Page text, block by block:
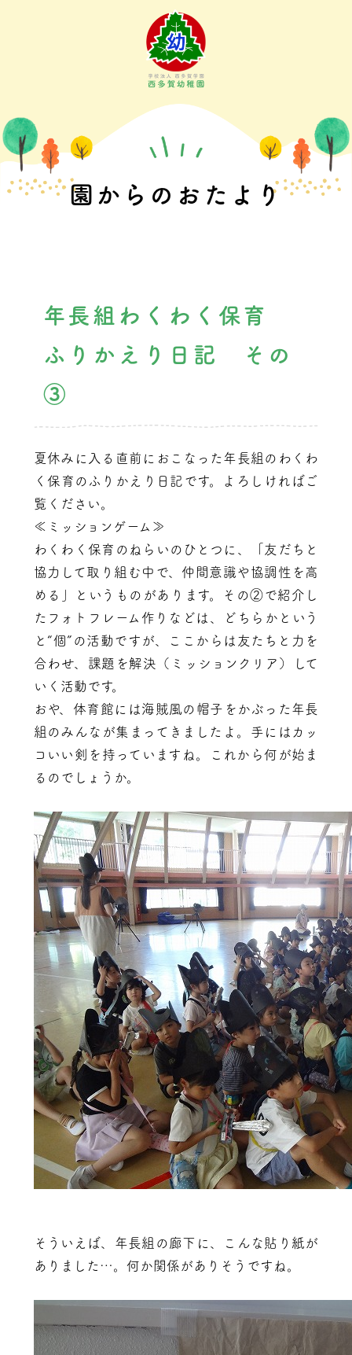
園からのおたより
年長組わくわく保育
ふりかえり日記 その
③
夏休みに入る直前におこなった年長組のわくわ
く保育のふりかえり日記です。よろしければご
覧ください。
≪ミッションゲーム≫
わくわく保育のねらいのひとつに、「友だちと
協力して取り組む中で、仲間意識や協調性を高
める」というものがあります。その②で紹介し
たフォトフレーム作りなどは、どちらかという
と“個”の活動ですが、ここからは友たちと力を
合わせ、課題を解決（ミッションクリア）して
いく活動です。
おや、体育館には海賊風の帽子をかぶった年長
組のみんなが集まってきましたよ。手にはカッ
コいい剣を持っていますね。これから何が始ま
るのでしょうか。
そういえば、年長組の廊下に、こんな貼り紙が
ありました…。何か関係がありそうですね。